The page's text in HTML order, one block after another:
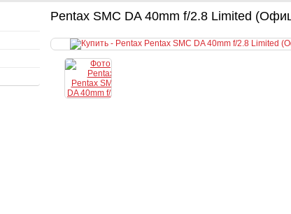
Pentax SMC DA 40mm f/2.8 Limited